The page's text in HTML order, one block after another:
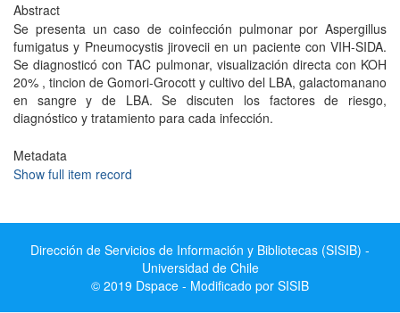
Abstract
Se presenta un caso de coinfección pulmonar por Aspergillus
fumigatus y Pneumocystis jirovecii en un paciente con VIH-SIDA.
Se diagnosticó con TAC pulmonar, visualización directa con KOH
20% , tincion de Gomori-Grocott y cultivo del LBA, galactomanano
en sangre y de LBA. Se discuten los factores de riesgo,
diagnóstico y tratamiento para cada infección.
Metadata
Show full item record
Dirección de Servicios de Información y Bibliotecas (SISIB) -
Universidad de Chile
© 2019 Dspace - Modificado por SISIB